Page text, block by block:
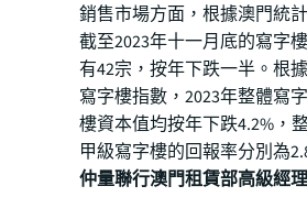
銷售市場方面，根據澳門統
截至2023年十一月底的寫字
有42宗，按年下跌一半。根
寫字樓指數，2023年整體寫
樓資本值均按年下跌4.2%，
甲級寫字樓的回報率分別為
仲量聯行澳門租賃部高級經